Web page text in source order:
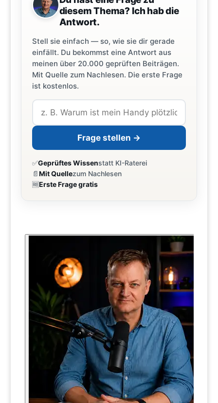
diesem Thema? Ich hab die
Antwort.
Stell sie einfach — so, wie sie dir gerade
einfällt. Du bekommst eine Antwort aus
meinen über 20.000 geprüften Beiträgen.
Mit Quelle zum Nachlesen. Die erste Frage
ist kostenlos.
Frage stellen →
✅Geprüftes Wissenstatt KI-Raterei
📄Mit Quellezum Nachlesen
🆓Erste Frage gratis